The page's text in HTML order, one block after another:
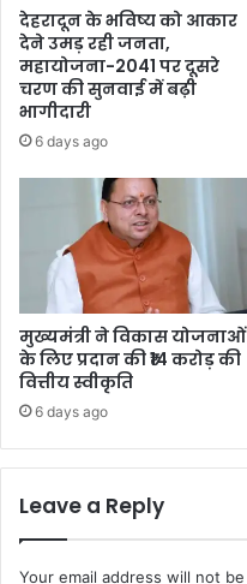
देहरादून के भविष्य को आकार
देने उमड़ रही जनता,
महायोजना-2041 पर दूसरे
चरण की सुनवाई में बढ़ी
भागीदारी
6 days ago
मुख्यमंत्री ने विकास योजनाओं
के लिए प्रदान की ₹14 करोड़ की
वित्तीय स्वीकृति
6 days ago
Leave a Reply
Your email address will not